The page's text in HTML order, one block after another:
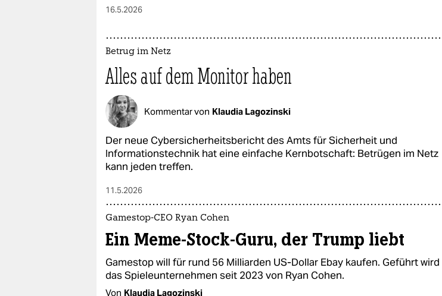
16.5.2026
Betrug im Netz
Alles auf dem Monitor haben
Kommentar von Klaudia Lagozinski
Der neue Cybersicherheitsbericht des Amts für Sicherheit und
Informationstechnik hat eine einfache Kernbotschaft: Betrügen im Netz
kann jeden treffen.
11.5.2026
Gamestop-CEO Ryan Cohen
Ein Meme-Stock-Guru, der Trump liebt
Gamestop will für rund 56 Milliarden US-Dollar Ebay kaufen. Geführt wird
das Spieleunternehmen seit 2023 von Ryan Cohen.
Von Klaudia Lagozinski